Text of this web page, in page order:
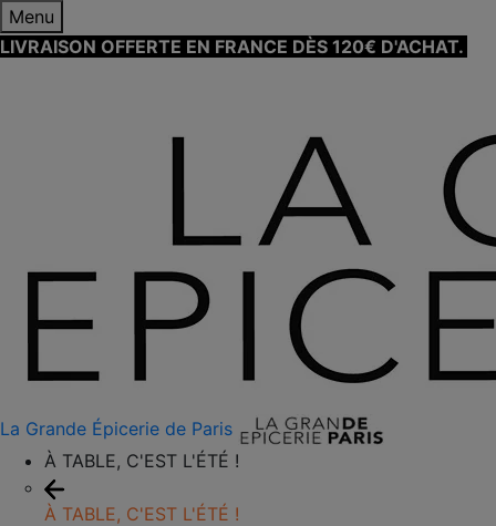
Menu
LIVRAISON OFFERTE EN FRANCE DÈS 120€ D'ACHAT.
La Grande Épicerie de Paris
À TABLE, C'EST L'ÉTÉ !
À TABLE, C'EST L'ÉTÉ !